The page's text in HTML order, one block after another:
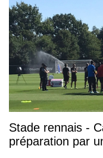
Stade rennais -
préparation par